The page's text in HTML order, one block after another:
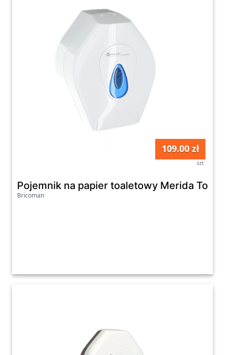
109.00 zł
szt
Pojemnik na papier toaletowy Merida Top
Bricoman